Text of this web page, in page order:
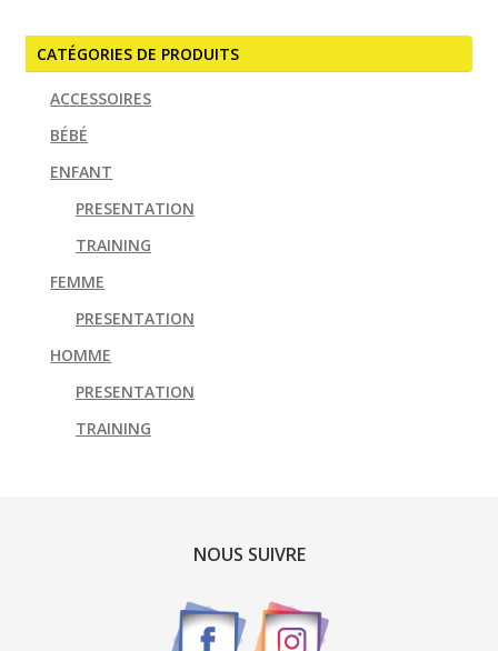
CATÉGORIES DE PRODUITS
ACCESSOIRES
BÉBÉ
ENFANT
PRESENTATION
TRAINING
FEMME
PRESENTATION
HOMME
PRESENTATION
TRAINING
NOUS SUIVRE